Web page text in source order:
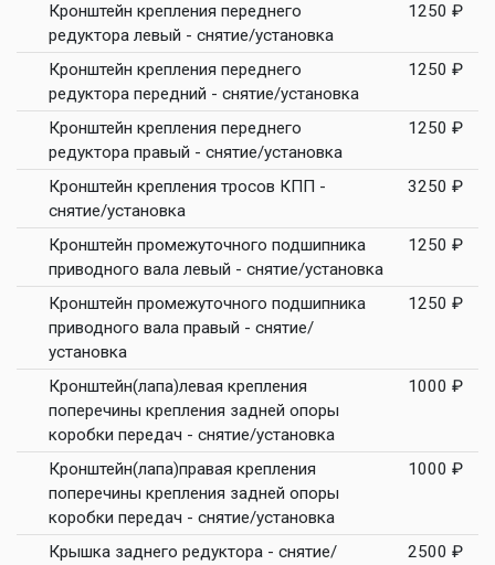
Кронштейн крепления переднего
редуктора левый - снятие/установка
1250 ₽
Кронштейн крепления переднего
редуктора передний - снятие/установка
1250 ₽
Кронштейн крепления переднего
редуктора правый - снятие/установка
1250 ₽
Кронштейн крепления тросов КПП -
снятие/установка
3250 ₽
Кронштейн промежуточного подшипника
приводного вала левый - снятие/установка
1250 ₽
Кронштейн промежуточного подшипника
приводного вала правый - снятие/
установка
1250 ₽
Кронштейн(лапа)левая крепления
поперечины крепления задней опоры
коробки передач - снятие/установка
1000 ₽
Кронштейн(лапа)правая крепления
поперечины крепления задней опоры
коробки передач - снятие/установка
1000 ₽
Крышка заднего редуктора - снятие/
2500 ₽